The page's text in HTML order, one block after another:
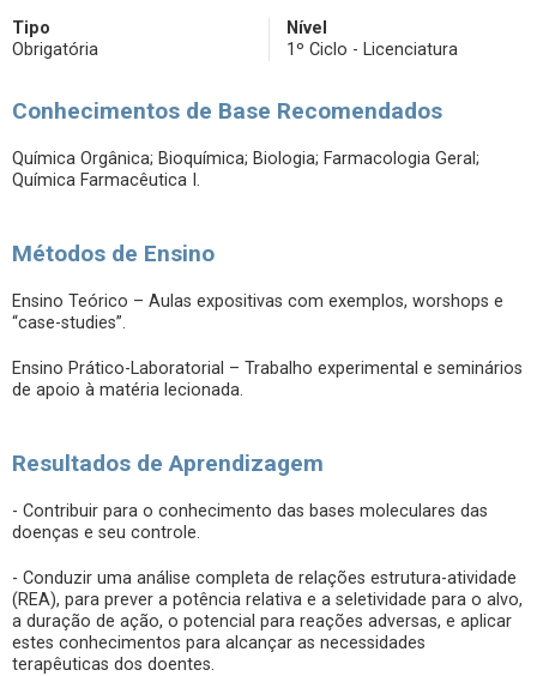
Tipo
Obrigatória
Nível
1º Ciclo - Licenciatura
Conhecimentos de Base Recomendados
Química Orgânica; Bioquímica; Biologia; Farmacologia Geral;
Química Farmacêutica I.
Métodos de Ensino
Ensino Teórico – Aulas expositivas com exemplos, worshops e
“case-studies”.
Ensino Prático-Laboratorial – Trabalho experimental e seminários
de apoio à matéria lecionada.
Resultados de Aprendizagem
- Contribuir para o conhecimento das bases moleculares das
doenças e seu controle.
- Conduzir uma análise completa de relações estrutura-atividade
(REA), para prever a potência relativa e a seletividade para o alvo,
a duração de ação, o potencial para reações adversas, e aplicar
estes conhecimentos para alcançar as necessidades
terapêuticas dos doentes.